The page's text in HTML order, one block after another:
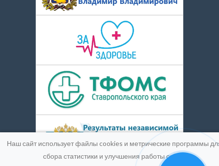
Наш сайт использует файлы cookies и метрические программы
сбора статистики и улучшения работы сайта.